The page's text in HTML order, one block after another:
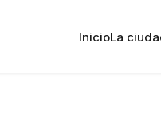
InicioLa